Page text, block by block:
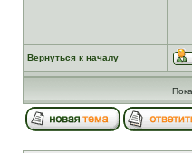
Вернуться к началу